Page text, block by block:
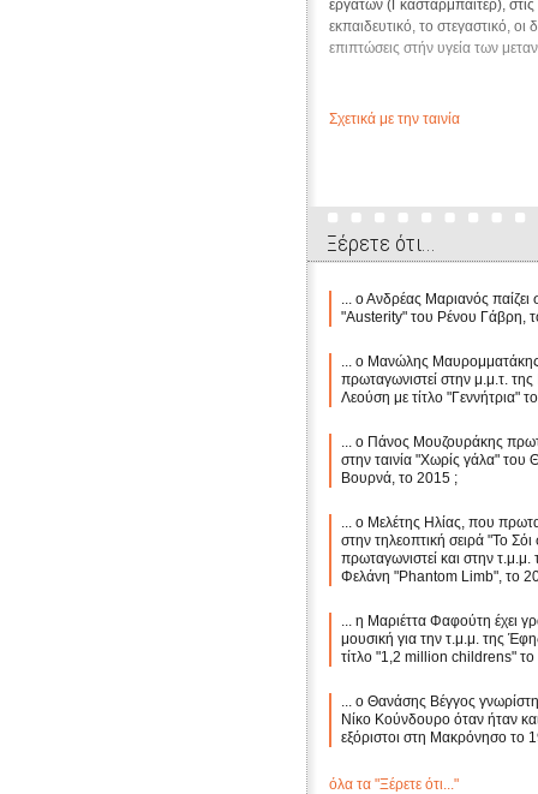
εργατών (Γκασταρμπάιτερ),
εκπαιδευτικό, το στεγαστικό,
επιπτώσεις στήν υγεία των
Σχετικά με την ταινία
Ξέρετε ότι...
... ο Ανδρέας Μαριανός παίζει
"Austerity" του Ρένου Γάβρη,
... ο Μανώλης
πρωταγωνιστεί στην μ.μ.τ. της
Λεούση με τίτλο "Γεννήτρια"
... ο Πάνος Μουζουράκης
στην ταινία "Χωρίς γάλα"
Βουρνά, το 2015 ;
... ο Μελέτης Ηλίας, που
στην τηλεοπτική σειρά "Το
πρωταγωνιστεί και στην τ.μ.μ.
Φελάνη "Phantom Limb", το
... η Μαριέττα Φαφούτη έχει
μουσική για την τ.μ.μ. της
τίτλο "1,2 million childrens"
... ο Θανάσης Βέγγος
Νίκο Κούνδουρο όταν ήταν
εξόριστοι στη Μακρόνησο το
όλα τα "Ξέρετε ότι..."